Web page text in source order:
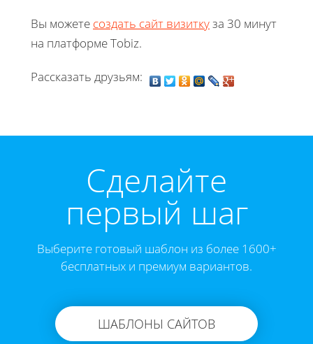
Вы можете создать сайт визиткуза 30 минут
на платформе Tobiz.
Рассказать друзьям:
Cделайте
первый шаг
Выберите готовый шаблон из более 1600+
бесплатных и премиум вариантов.
ШАБЛОНЫ САЙТОВ